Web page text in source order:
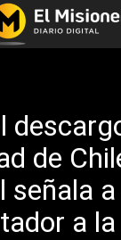
de
señala
a